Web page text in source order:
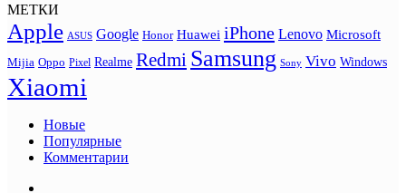
МЕТКИ
Apple ASUS Google Honor Huawei iPhone Lenovo Microsoft
Mijia Oppo Pixel Realme Redmi Samsung Sony Vivo Windows
Xiaomi
Новые
Популярные
Комментарии